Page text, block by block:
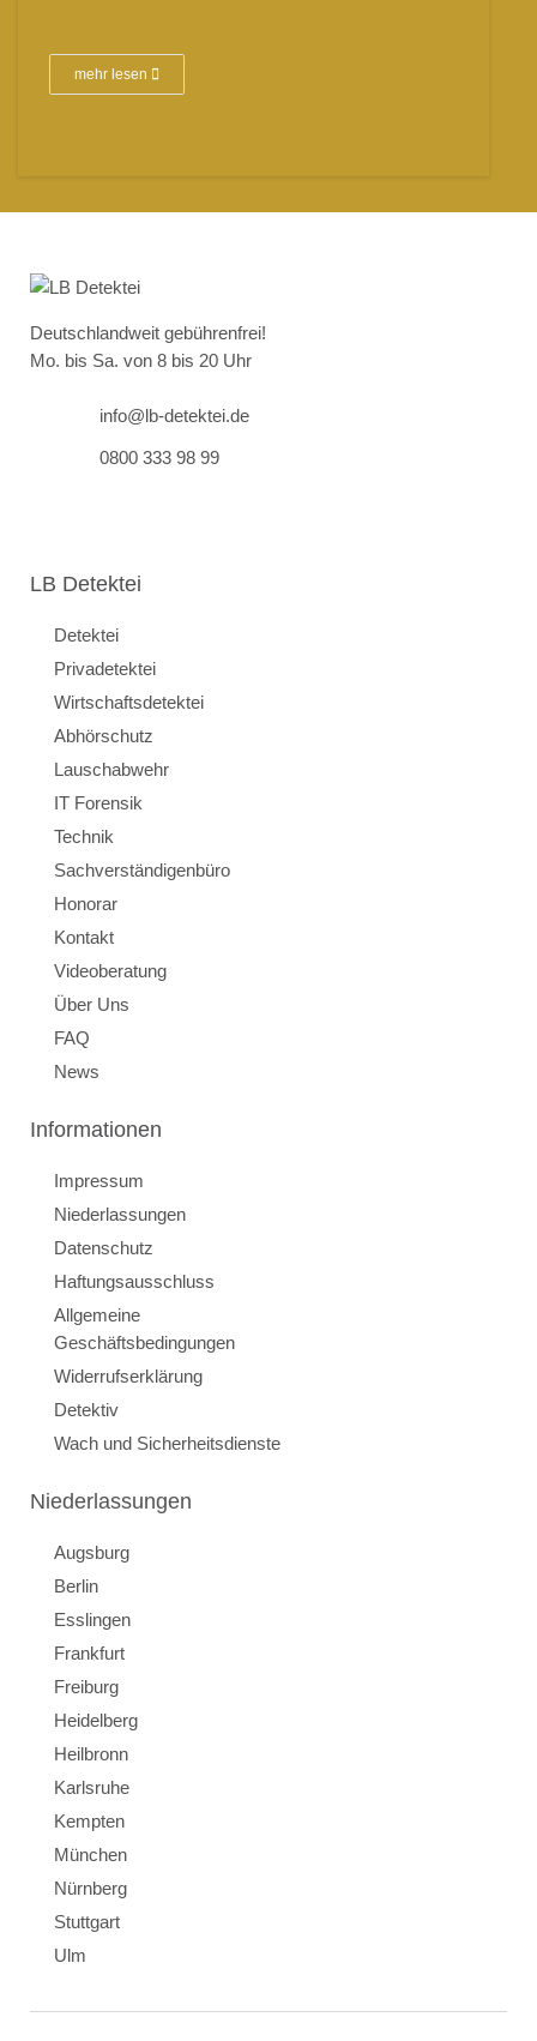
mehr lesen
Deutschlandweit gebührenfrei!
Mo. bis Sa. von 8 bis 20 Uhr
info@lb-detektei.de
0800 333 98 99
LB Detektei
Detektei
Privadetektei
Wirtschaftsdetektei
Abhörschutz
Lauschabwehr
IT Forensik
Technik
Sachverständigenbüro
Honorar
Kontakt
Videoberatung
Über Uns
FAQ
News
Informationen
Impressum
Niederlassungen
Datenschutz
Haftungsausschluss
Allgemeine
Geschäftsbedingungen
Widerrufserklärung
Detektiv
Wach und Sicherheitsdienste
Niederlassungen
Augsburg
Berlin
Esslingen
Frankfurt
Freiburg
Heidelberg
Heilbronn
Karlsruhe
Kempten
München
Nürnberg
Stuttgart
Ulm